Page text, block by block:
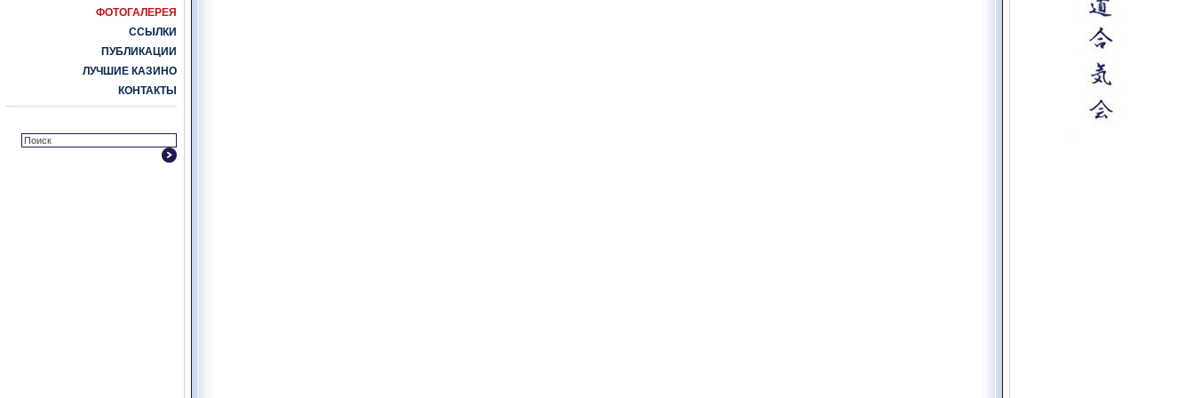
ФОТОГАЛЕРЕЯ
ССЫЛКИ
ПУБЛИКАЦИИ
ЛУЧШИЕ КАЗИНО
КОНТАКТЫ